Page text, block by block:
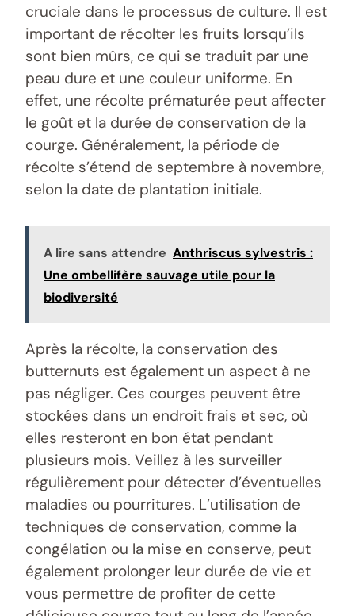
cruciale dans le processus de culture. Il est
important de récolter les fruits lorsqu’ils
sont bien mûrs, ce qui se traduit par une
peau dure et une couleur uniforme. En
effet, une récolte prématurée peut affecter
le goût et la durée de conservation de la
courge. Généralement, la période de
récolte s’étend de septembre à novembre,
selon la date de plantation initiale.
A lire sans attendre Anthriscus sylvestris :
Une ombellifère sauvage utile pour la
biodiversité
Après la récolte, la conservation des
butternuts est également un aspect à ne
pas négliger. Ces courges peuvent être
stockées dans un endroit frais et sec, où
elles resteront en bon état pendant
plusieurs mois. Veillez à les surveiller
régulièrement pour détecter d’éventuelles
maladies ou pourritures. L’utilisation de
techniques de conservation, comme la
congélation ou la mise en conserve, peut
également prolonger leur durée de vie et
vous permettre de profiter de cette